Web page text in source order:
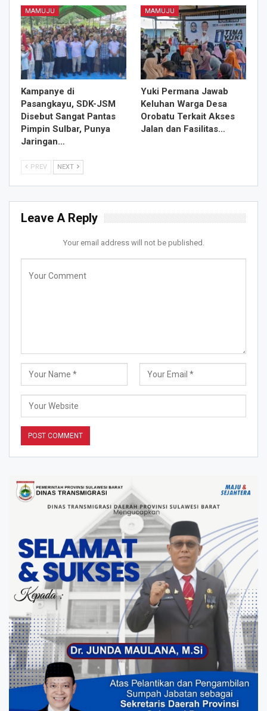
MAMUJU
Kampanye di
Pasangkayu, SDK-JSM
Disebut Sangat Pantas
Pimpin Sulbar, Punya
Jaringan…
MAMUJU
Yuki Permana Jawab
Keluhan Warga Desa
Orobatu Terkait Akses
Jalan dan Fasilitas…
PREV NEXT
Leave A Reply
Your email address will not be published.